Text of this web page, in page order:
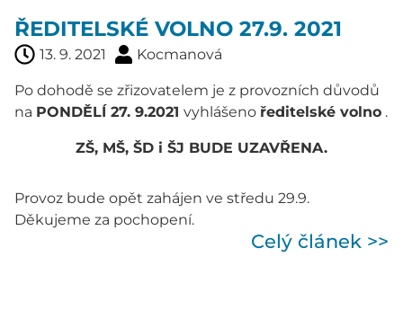
ŘEDITELSKÉ VOLNO 27.9. 2021
13. 9. 2021 Kocmanová
Po dohodě se zřizovatelem je z provozních důvodů
na PONDĚLÍ 27. 9.2021 vyhlášeno ředitelské volno .
ZŠ, MŠ, ŠD i ŠJ BUDE UZAVŘENA.
Provoz bude opět zahájen ve středu 29.9.
Děkujeme za pochopení.
Celý článek >>